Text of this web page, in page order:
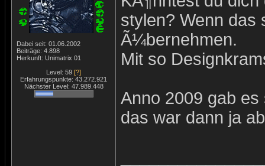
Dabei seit: 01.06.2002
Beiträge: 4.898
Herkunft: Unimatrix 01
Level: 59 [?]
Erfahrungspunkte: 43.272.921
Nächster Level: 47.989.448
stylen? Wenn das
Ã¼bernehmen.
Mit so
Anno 2009 gab
das war dann ja